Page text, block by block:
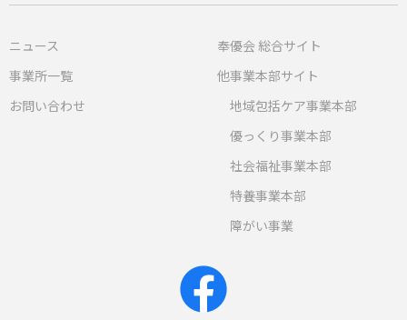
ニュース
事業所一覧
お問い合わせ
奉優会 総合サイト
他事業本部サイト
地域包括ケア事業本部
優っくり事業本部
社会福祉事業本部
特養事業本部
障がい事業